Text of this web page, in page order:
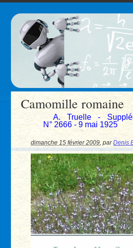
Camomille romaine
A. Truelle -
N° 2666 - 9 mai 1925
dimanche 15 février 2009 ,parDenis